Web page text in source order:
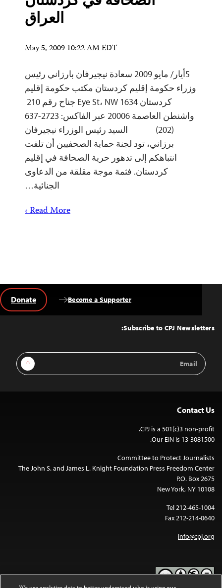
العراق
May 5, 2009 10:22 AM EDT
5أيار/ مايو 2009 سعادة نيجيرفان بارزاني رئيس
وزراء حكومة إقليم كردستان مكتب حكومة إقليم
واشنطن العاصمة 20006 عبر الفاكس: 2723-637
(202) السيد رئيس الوزراء نيجيرفان
برزاني، تود لجنة حماية الصحفيين أن تلفت
انتباهكم إلى تدهور حرية الصحافة في إقليم
كردستان. فثمة موجة مقلقة من الدعاوى
الجنائية…
Read More ›
Top
Subscribe to CPJ Newsletters:
Email
Address
Sign Up
Become a Supporter
Donate
Contact Us
CPJ is a 501(c)3 non-profit.
Our EIN is 13-3081500.
Committee to Protect Journalists
The John S. and James L. Knight Foundation Press Freedom Center
P.O. Box 2675
New York, NY 10108
Tel 212-465-1004
Fax 212-214-0640
info@cpj.org